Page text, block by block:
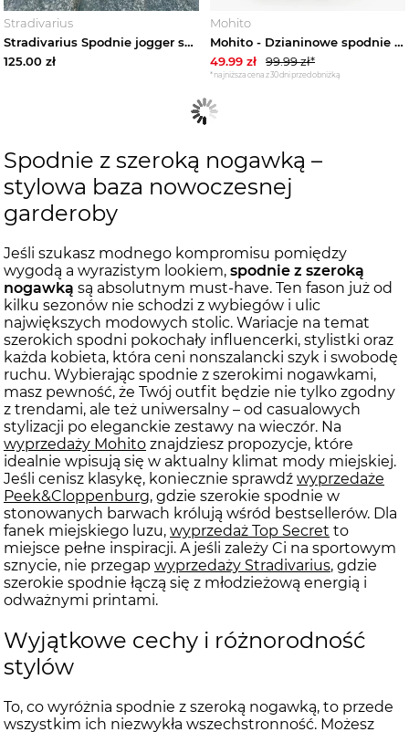
Stradivarius
Stradivarius Spodnie jogger super barrel Morski
125.00 zł
Mohito
Mohito - Dzianinowe spodnie - beżowy
49.99 zł 99.99zł*
*najniższa cena z 30 dni przed obniżką
Spodnie z szeroką nogawką –
stylowa baza nowoczesnej
garderoby
Jeśli szukasz modnego kompromisu pomiędzy
wygodą a wyrazistym lookiem, spodnie z szeroką
nogawką są absolutnym must-have. Ten fason już od
kilku sezonów nie schodzi z wybiegów i ulic
największych modowych stolic. Wariacje na temat
szerokich spodni pokochały influencerki, stylistki oraz
każda kobieta, która ceni nonszalancki szyk i swobodę
ruchu. Wybierając spodnie z szerokimi nogawkami,
masz pewność, że Twój outfit będzie nie tylko zgodny
z trendami, ale też uniwersalny – od casualowych
stylizacji po eleganckie zestawy na wieczór. Na
wyprzedaży Mohito znajdziesz propozycje, które
idealnie wpisują się w aktualny klimat mody miejskiej.
Jeśli cenisz klasykę, koniecznie sprawdź wyprzedaże
Peek&Cloppenburg, gdzie szerokie spodnie w
stonowanych barwach królują wśród bestsellerów. Dla
fanek miejskiego luzu, wyprzedaż Top Secret to
miejsce pełne inspiracji. A jeśli zależy Ci na sportowym
sznycie, nie przegap wyprzedaży Stradivarius, gdzie
szerokie spodnie łączą się z młodzieżową energią i
odważnymi printami.
Wyjątkowe cechy i różnorodność
stylów
To, co wyróżnia spodnie z szeroką nogawką, to przede
wszystkim ich niezwykła wszechstronność. Możesz